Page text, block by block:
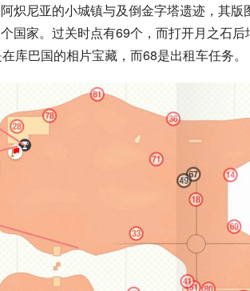
炽尼亚的小城镇与及倒金字塔遗迹，其
国家。过关时点有69个，而打开月之石
库巴国的相片宝藏，而68是出租车任务。